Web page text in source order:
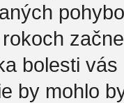
bolesti
by mohlo